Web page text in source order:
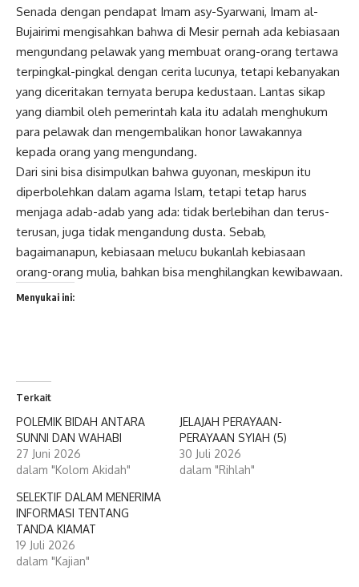
Senada dengan pendapat Imam asy-Syarwani, Imam al-
Bujairimi mengisahkan bahwa di Mesir pernah ada kebiasaan
mengundang pelawak yang membuat orang-orang tertawa
terpingkal-pingkal dengan cerita lucunya, tetapi kebanyakan
yang diceritakan ternyata berupa kedustaan. Lantas sikap
yang diambil oleh pemerintah kala itu adalah menghukum
para pelawak dan mengembalikan honor lawakannya
kepada orang yang mengundang.
Dari sini bisa disimpulkan bahwa guyonan, meskipun itu
diperbolehkan dalam agama Islam, tetapi tetap harus
menjaga adab-adab yang ada: tidak berlebihan dan terus-
terusan, juga tidak mengandung dusta. Sebab,
bagaimanapun, kebiasaan melucu bukanlah kebiasaan
orang-orang mulia, bahkan bisa menghilangkan kewibawaan.
Menyukai ini:
Terkait
POLEMIK BIDAH ANTARA
SUNNI DAN WAHABI
27 Juni 2026
dalam "Kolom Akidah"
JELAJAH PERAYAAN-
PERAYAAN SYIAH (5)
30 Juli 2026
dalam "Rihlah"
SELEKTIF DALAM MENERIMA
INFORMASI TENTANG
TANDA KIAMAT
19 Juli 2026
dalam "Kajian"